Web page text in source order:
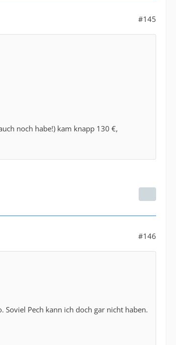
#145
noch habe!) kam knapp 130 €,
#146
Soviel Pech kann ich doch gar nicht haben.